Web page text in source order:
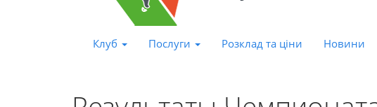
Клуб Послуги Розклад та ціни Новини